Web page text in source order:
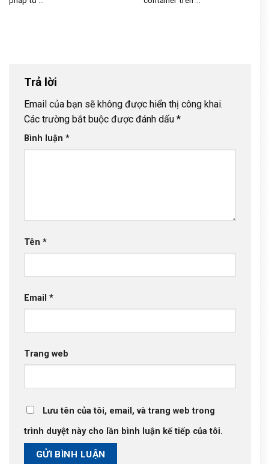
Trả lời
Email của bạn sẽ không được hiển thị công khai.
Các trường bắt buộc được đánh dấu *
Bình luận *
Tên *
Email *
Trang web
Lưu tên của tôi, email, và trang web trong
trình duyệt này cho lần bình luận kế tiếp của tôi.